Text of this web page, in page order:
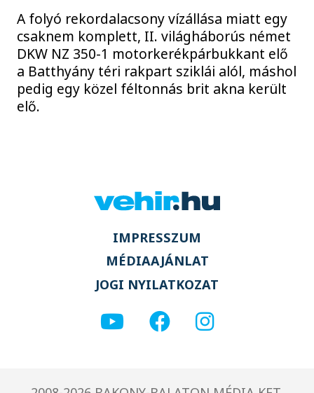
A folyó rekordalacsony vízállása miatt egy
csaknem komplett, II. világháborús német
DKW NZ 350-1 motorkerékpárbukkant elő
a Batthyány téri rakpart sziklái alól, máshol
pedig egy közel féltonnás brit akna került
elő.
IMPRESSZUM
MÉDIAAJÁNLAT
JOGI NYILATKOZAT